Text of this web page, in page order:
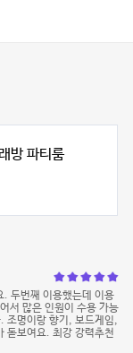
방 파티룸
. 두번째 이용했는데 이용
서 많은 인원이 수용 가능
조명이랑 향기, 보드게임,
돋보여요. 최강 강력추천